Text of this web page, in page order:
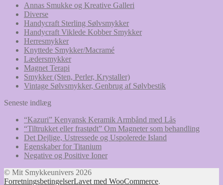
Annas Smukke og Kreative Galleri
Diverse
Handycraft Sterling Sølvsmykker
Handycraft Viklede Kobber Smykker
Herresmykker
Knyttede Smykker/Macramé
Lædersmykker
Magnet Terapi
Smykker (Sten, Perler, Krystaller)
Vintage Sølvsmykker, Genbrug af Sølvbestik
Seneste indlæg
“Kazuri” Kenyansk Keramik Armbånd med Lås
“Tiltrukket eller frastødt” Om Magneter som behandling
Det Dejlige, Ustressede og Uspolerede Island
Egenskaber for Titanium
Negative og Positive Ioner
© Mit Smykkeunivers 2026
ForretningsbetingelserLavet med WooCommerce.